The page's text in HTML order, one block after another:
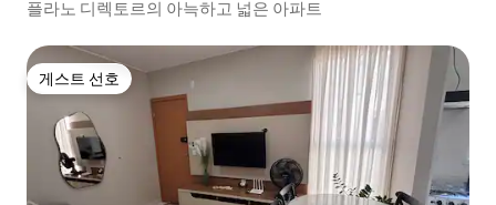
플라노 디렉토르의 아늑하고 넓은 아파트
게스트 선호
게스트 선호